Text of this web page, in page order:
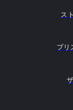
ス
プリ